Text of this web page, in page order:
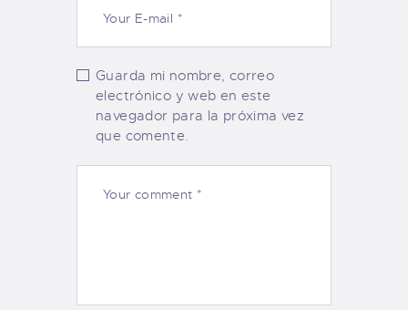
Guarda mi nombre, correo
electrónico y web en este
navegador para la próxima vez
que comente.